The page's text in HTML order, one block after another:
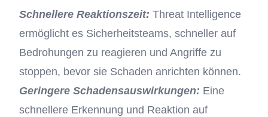
Schnellere Reaktionszeit: Threat Intelligence
ermöglicht es Sicherheitsteams, schneller auf
Bedrohungen zu reagieren und Angriffe zu
stoppen, bevor sie Schaden anrichten können.
Geringere Schadensauswirkungen: Eine
schnellere Erkennung und Reaktion auf